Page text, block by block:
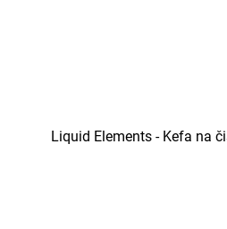
Liquid Elements - Kefa na